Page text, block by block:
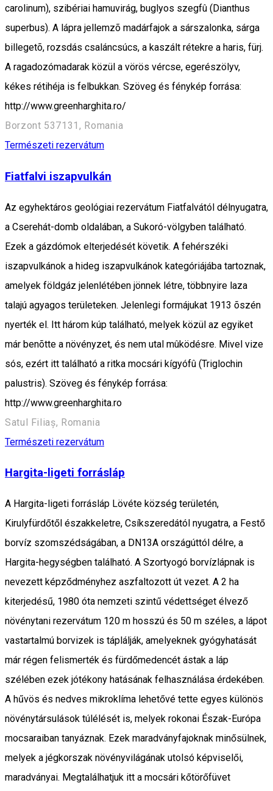
carolinum), szibériai hamuvirág, buglyos szegfû (Dianthus
superbus). A lápra jellemzõ madárfajok a sárszalonka, sárga
billegetõ, rozsdás csaláncsúcs, a kaszált rétekre a haris, fürj.
A ragadozómadarak közül a vörös vércse, egerészölyv,
kékes rétihéja is felbukkan. Szöveg és fénykép forrása:
http://www.greenharghita.ro/
Borzont 537131, Romania
Természeti rezervátum
Fiatfalvi iszapvulkán
Az egyhektáros geológiai rezervátum Fiatfalvától délnyugatra,
a Cserehát-domb oldalában, a Sukoró-völgyben található.
Ezek a gázdómok elterjedését követik. A fehérszéki
iszapvulkánok a hideg iszapvulkánok kategóriájába tartoznak,
amelyek földgáz jelenlétében jönnek létre, többnyire laza
talajú agyagos területeken. Jelenlegi formájukat 1913 õszén
nyerték el. Itt három kúp található, melyek közül az egyiket
már benõtte a növényzet, és nem utal mûködésre. Mivel vize
sós, ezért itt található a ritka mocsári kígyófû (Triglochin
palustris). Szöveg és fénykép forrása:
http://www.greenharghita.ro
Satul Filiaș, Romania
Természeti rezervátum
Hargita-ligeti forrásláp
A Hargita-ligeti forrásláp Lövéte község területén,
Kirulyfürdőtől északkeletre, Csíkszeredától nyugatra, a Festő
borvíz szomszédságában, a DN13A országúttól délre, a
Hargita-hegységben található. A Szortyogó borvízlápnak is
nevezett képződményhez aszfaltozott út vezet. A 2 ha
kiterjedésű, 1980 óta nemzeti szintű védettséget élvező
növénytani rezervátum 120 m hosszú és 50 m széles, a lápot
vastartalmú borvizek is táplálják, amelyeknek gyógyhatását
már régen felismerték és fürdőmedencét ástak a láp
szélében ezek jótékony hatásának felhasználása érdekében.
A hűvös és nedves mikroklíma lehetővé tette egyes különös
növénytársulások túlélését is, melyek rokonai Észak-Európa
mocsaraiban tanyáznak. Ezek maradványfajoknak minősülnek,
melyek a jégkorszak növényvilágának utolsó képviselői,
maradványai. Megtalálhatjuk itt a mocsári kőtörőfüvet